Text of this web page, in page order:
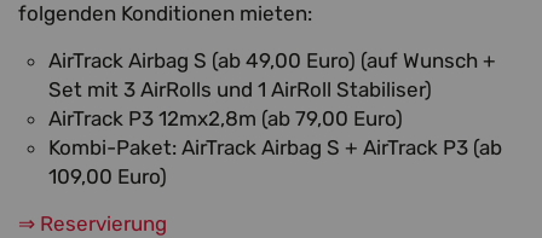
folgenden Konditionen mieten:
AirTrack Airbag S (ab 49,00 Euro) (auf Wunsch +
Set mit 3 AirRolls und 1 AirRoll Stabiliser)
AirTrack P3 12mx2,8m (ab 79,00 Euro)
Kombi-Paket: AirTrack Airbag S + AirTrack P3 (ab
109,00 Euro)
⇒ Reservierung